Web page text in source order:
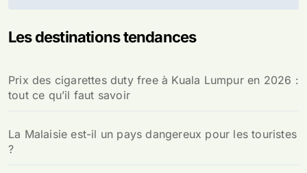
Les destinations tendances
Prix des cigarettes duty free à Kuala Lumpur en 2026 :
tout ce qu’il faut savoir
La Malaisie est-il un pays dangereux pour les touristes
?